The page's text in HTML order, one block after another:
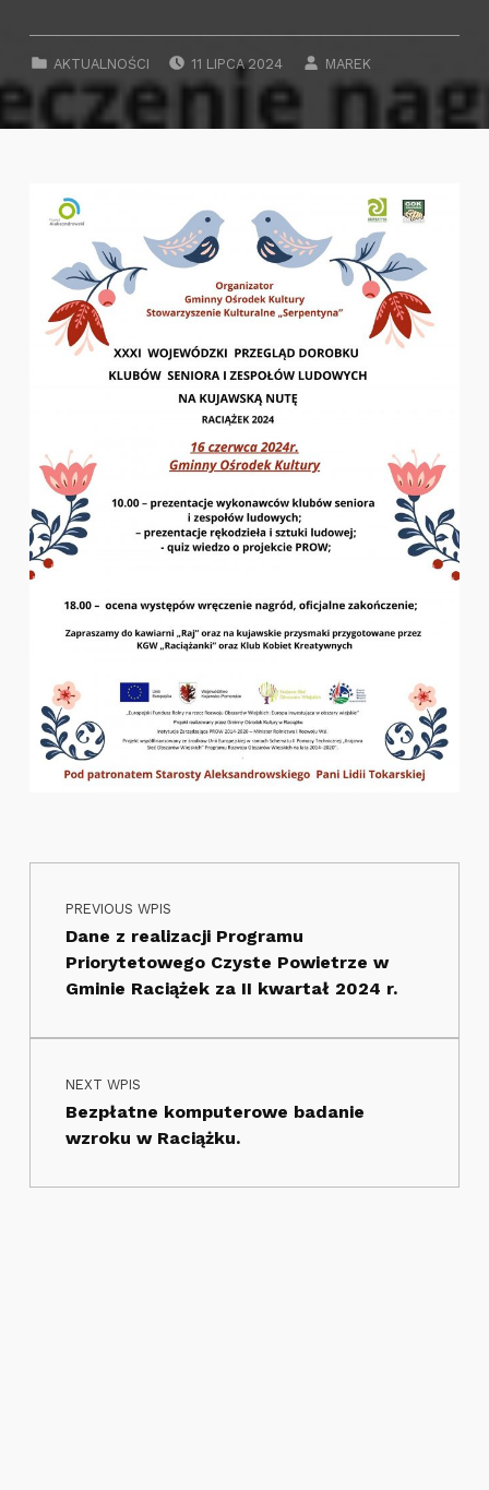
AKTUALNOŚCI 11 LIPCA 2024 MAREK
Skip back to main navigation
Nawigacja wpisu
PREVIOUS WPIS
Dane z realizacji Programu
Priorytetowego Czyste Powietrze w
Gminie Raciążek za II kwartał 2024 r.
NEXT WPIS
Bezpłatne komputerowe badanie
wzroku w Raciążku.